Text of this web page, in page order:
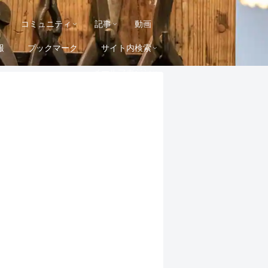
コミュニティ 記事 動画
ブックマーク サイト内検索